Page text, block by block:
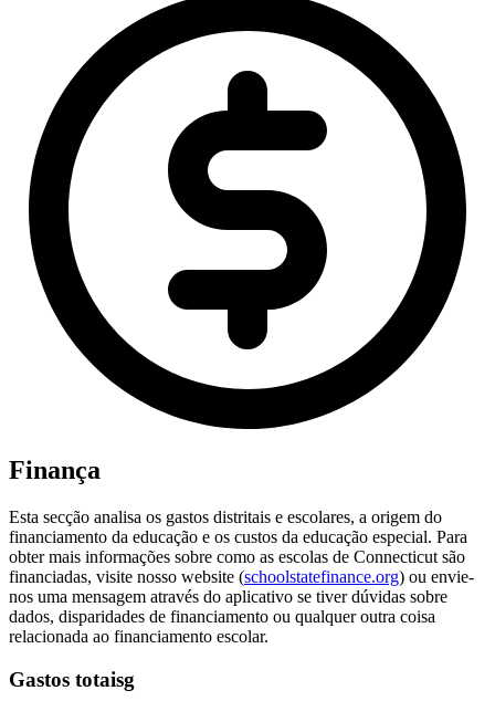
Finança
Esta secção analisa os gastos distritais e escolares, a origem do
financiamento da educação e os custos da educação especial. Para
obter mais informações sobre como as escolas de Connecticut são
financiadas, visite nosso website (schoolstatefinance.org) ou envie-
nos uma mensagem através do aplicativo se tiver dúvidas sobre
dados, disparidades de financiamento ou qualquer outra coisa
relacionada ao financiamento escolar.
Gastos totaisg